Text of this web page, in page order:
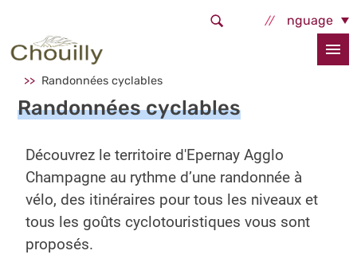
Select Language
Accueil
Sortir, bouger
Pratiquer une activité physique
Randonnées cyclables
Randonnées cyclables
Découvrez le territoire d'Epernay Agglo
Champagne au rythme d’une randonnée à
vélo, des itinéraires pour tous les niveaux et
tous les goûts cyclotouristiques vous sont
proposés.